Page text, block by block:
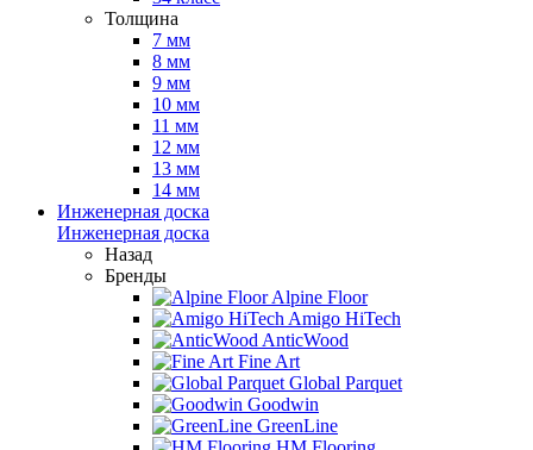
Толщина
7 мм
8 мм
9 мм
10 мм
11 мм
12 мм
13 мм
14 мм
Инженерная доска
Инженерная доска
Назад
Бренды
Alpine Floor
Amigo HiTech
AnticWood
Fine Art
Global Parquet
Goodwin
GreenLine